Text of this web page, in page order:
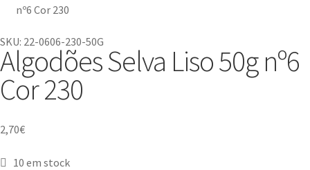
nº6 Cor 230
SKU: 22-0606-230-50G
Algodões Selva Liso 50g nº6
Cor 230
2,70€
10 em stock